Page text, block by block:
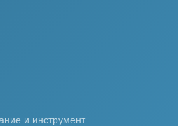
и инструмент